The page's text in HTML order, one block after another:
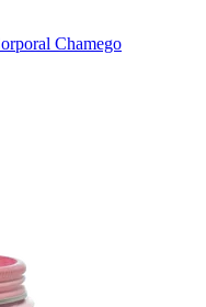
Chamego